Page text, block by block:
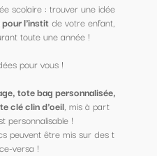
scolaire : trouver une idée
pour l'institde votre enfant,
toute une année !
pour vous !
tote bag personnalisée,
clé clin d'oeil, mis à part
personnalisable !
peuvent être mis sur des t
versa !